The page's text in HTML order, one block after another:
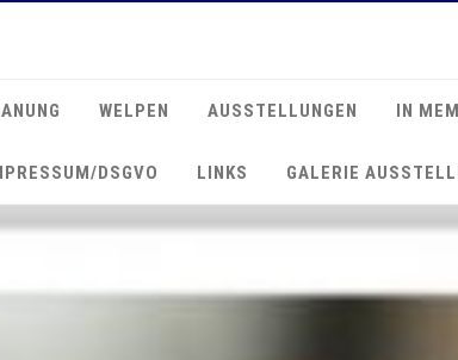
WELPEN AUSSTELLUNGEN IN
DSGVO LINKS GALERIE